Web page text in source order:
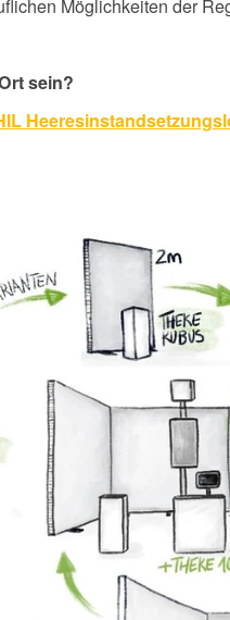
Möglichkeiten der
sein?